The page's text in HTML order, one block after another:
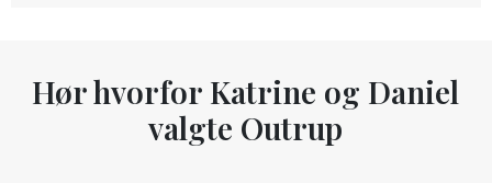
Hør hvorfor Katrine og Daniel
valgte Outrup